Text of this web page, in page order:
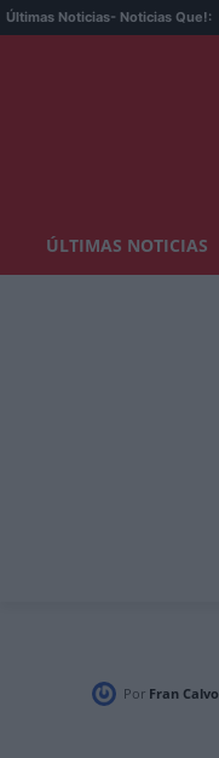
Últimas Noticias- Noticias Que!:
ÚLTIMAS NOTICIAS
Por Fran Calvo